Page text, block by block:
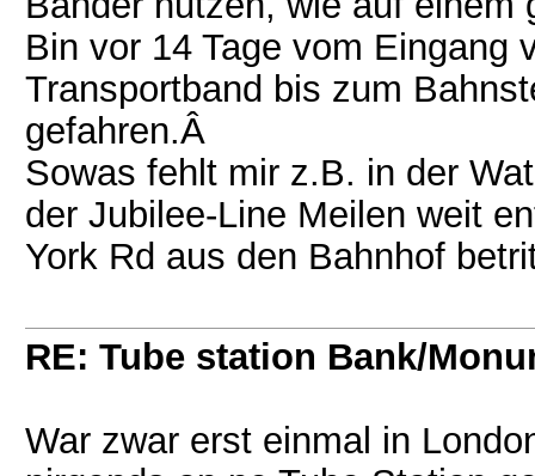
Bin vor 14 Tage vom Eingang
Transportband bis zum
gefahren.Â
Sowas fehlt mir z.B. in der
der Jubilee-Line Meilen weit
York Rd aus den Bahnhof
RE: Tube station Bank/
War zwar erst einmal in